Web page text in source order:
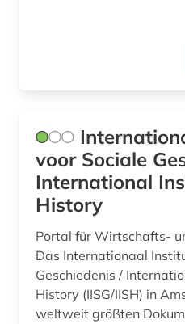
streaming (1)
studium (1)
städtebau (1)
südamerika (1)
südostasien (1)
voor Sociale
International
History
Portal für Wirtschafts-
Das Internationaal
Geschiedenis /
History (IISG/IISH) in
weltweit größten